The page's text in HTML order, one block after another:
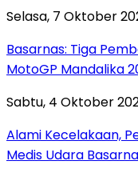
Selasa, 7 Oktober
Basarnas: Tiga
MotoGP Mandalika
Sabtu, 4 Oktober
Alami Kecelakaan,
Medis Udara